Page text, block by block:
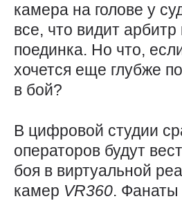
камера на голове у
все, что видит
поединка. Но что,
хочется еще глубже
в бой?
В цифровой студии
операторов будут
боя в виртуальной
камер VR360. Фанаты